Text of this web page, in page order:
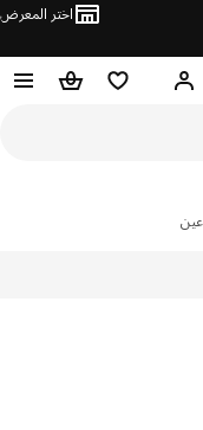
اختر المعرض
مرحبًا! سجل الدخول
قائمة المفضلةسلة التسوق